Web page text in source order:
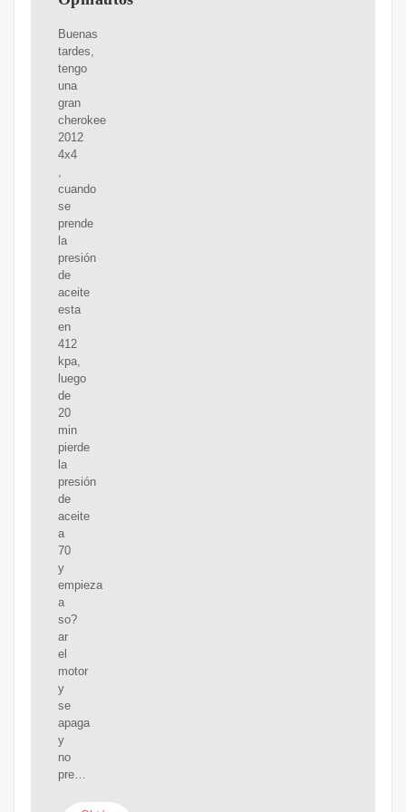
Buenas
tardes,
tengo
una
gran
cherokee
2012
4x4
,
cuando
se
prende
la
presión
de
aceite
esta
en
412
kpa,
luego
de
20
min
pierde
la
presión
de
aceite
a
70
y
empieza
a
so?
ar
el
motor
y
se
apaga
y
no
pre…